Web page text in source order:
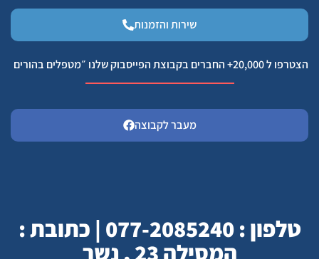
שירות והזמנות
הצטרפו ל 20,000+ החברים בקבוצת הפייסבוק שלנו ״מטפלים בהורים
מעבר לקבוצה
טלפון : 077-2085240 | כתובת :
המסילה 23 , נשר